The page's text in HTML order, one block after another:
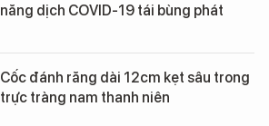
năng dịch COVID-19 tái bùng phát
Cốc đánh răng dài 12cm kẹt sâu trong
trực tràng nam thanh niên